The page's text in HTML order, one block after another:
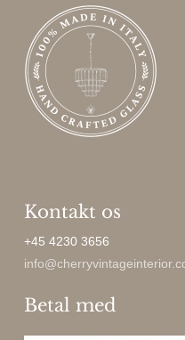
Kontakt os
+45 4230 3656
Betal med